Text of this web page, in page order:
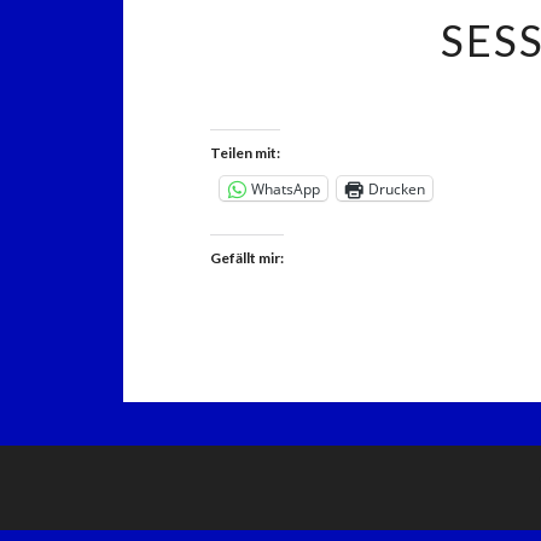
Teilen mit:
WhatsApp Drucken
Gefällt mir: